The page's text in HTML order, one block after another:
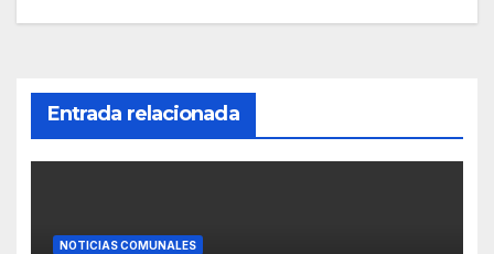
Entrada relacionada
NOTICIAS COMUNALES